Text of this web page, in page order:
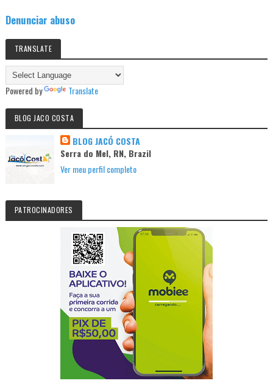
Denunciar abuso
TRANSLATE
Powered by Translate
BLOG JACO COSTA
BLOG JACÓ COSTA
Serra do Mel, RN, Brazil
Ver meu perfil completo
PATROCINADORES